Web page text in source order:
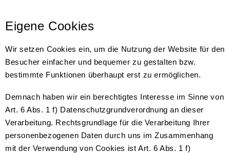
Eigene Cookies
Wir setzen Cookies ein, um die Nutzung der Website für den
Besucher einfacher und bequemer zu gestalten bzw.
bestimmte Funktionen überhaupt erst zu ermöglichen.
Demnach haben wir ein berechtigtes Interesse im Sinne von
Art. 6 Abs. 1 f) Datenschutzgrundverordnung an dieser
Verarbeitung. Rechtsgrundlage für die Verarbeitung Ihrer
personenbezogenen Daten durch uns im Zusammenhang
mit der Verwendung von Cookies ist Art. 6 Abs. 1 f)